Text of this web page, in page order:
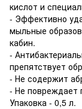
кислот и
- Эффективно
мыльные
кабин.
-
препятствует
- Не содержит
- Не повреждает
Упаковка - 0,5 л.